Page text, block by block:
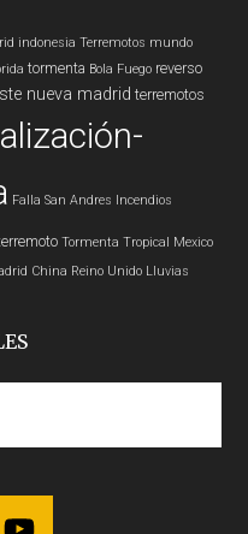
indonesia Terremotos mundo
tormenta Bola Fuego reverso
nueva madrid terremotos
Falla San Andres Incendios
Tormenta Tropical Mexico
China Reino Unido Lluvias